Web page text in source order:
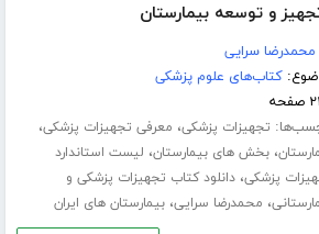
و توسعه بیمارستان
محمدرضا سرایی
کتاب‌های علوم پزشکی
تجهیزات پزشکی، معرفی تجهیزات پزشکی،
،بخش های بیمارستان، لیست استاندارد
پزشکی،دانلود کتاب تجهیزات پزشکی و
، محمدرضا سرایی،بیمارستان های ایران